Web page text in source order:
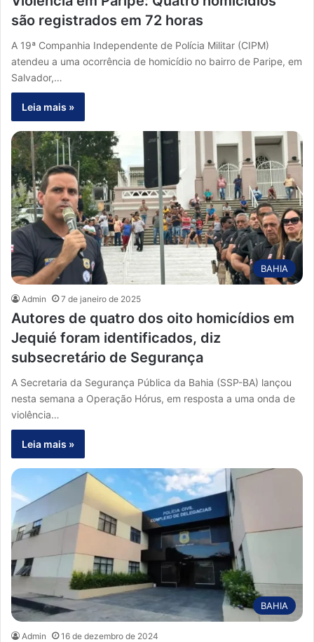
são registrados em 72 horas
A 19ª Companhia Independente de Polícia Militar (CIPM)
atendeu a uma ocorrência de homicídio no bairro de Paripe, em
Salvador,…
Leia mais »
BAHIA
Admin 7 de janeiro de 2025
Autores de quatro dos oito homicídios em
Jequié foram identificados, diz
subsecretário de Segurança
A Secretaria da Segurança Pública da Bahia (SSP-BA) lançou
nesta semana a Operação Hórus, em resposta a uma onda de
violência…
Leia mais »
BAHIA
Admin 16 de dezembro de 2024